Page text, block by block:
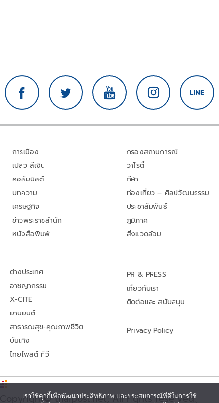
การเมือง
เปลว สีเงิน
คอลัมนิสต์
บทความ
เศรษฐกิจ
ข่าวพระราชสำนัก
หนังสือพิมพ์
กรองสถานการณ์
วาไรตี้
กีฬา
ท่องเที่ยว – ศิลปวัฒนธรรม
ประชาสัมพันธ์
ภูมิภาค
สิ่งแวดล้อม
ต่างประเทศ
อาชญากรรม
X-CITE
ยานยนต์
สาธารณสุข-คุณภาพชีวิต
บันเทิง
ไทยโพสต์ ทีวี
PR & PRESS
เกี่ยวกับเรา
ติดต่อและ สนับสนุน
Privacy Policy
Copyright© thaipost.net, All rights reserved.,
เราใช้คุกกี้เพื่อพัฒนาประสิทธิภาพ และประสบการณ์ที่ดีในการใช้